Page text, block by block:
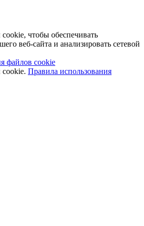
чтобы обеспечивать
веб-сайта и анализировать сетевой
файлов cookie
Правила использования